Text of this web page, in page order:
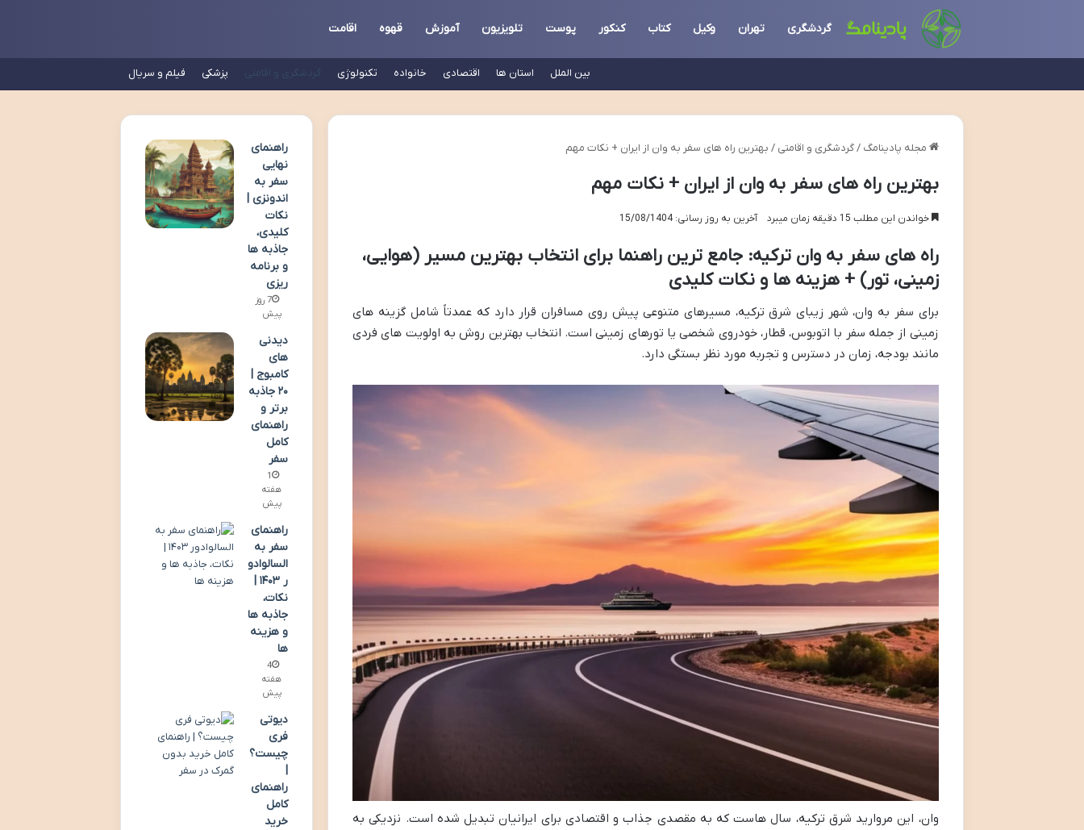
گردشگری تهران وکیل کتاب کنکور پوست تلویزیون آموزش قهوه اقامت
بین الملل استان ها اقتصادی خانواده تکنولوژی گردشگری و اقامتی پزشکی فیلم و سریال
مجله پادینامگ / گردشگری و اقامتی / بهترین راه های سفر به وان از ایران + نکات مهم
بهترین راه های سفر به وان از ایران + نکات مهم
آخرین به روز رسانی: 15/08/1404 خواندن این مطلب 15 دقیقه زمان میبرد
راه های سفر به وان ترکیه: جامع ترین راهنما برای انتخاب بهترین مسیر (هوایی،
زمینی، تور) + هزینه ها و نکات کلیدی
برای سفر به وان، شهر زیبای شرق ترکیه، مسیرهای متنوعی پیش روی مسافران قرار دارد که عمدتاً شامل گزینه های
زمینی از جمله سفر با اتوبوس، قطار، خودروی شخصی یا تورهای زمینی است. انتخاب بهترین روش به اولویت های فردی
مانند بودجه، زمان در دسترس و تجربه مورد نظر بستگی دارد.
وان، این مروارید شرق ترکیه، سال هاست که به مقصدی جذاب و اقتصادی برای ایرانیان تبدیل شده است. نزدیکی به
راهنمای
نهایی
سفر به
اندونزی |
نکات
کلیدی،
جاذبه ها
و برنامه
ریزی
7 روز
پیش
دیدنی
های
کامبوج |
۲۰ جاذبه
برتر و
راهنمای
کامل
سفر
1
هفته
پیش
راهنمای
سفر به
السالوادو
ر ۱۴۰۳ |
نکات،
جاذبه ها
و هزینه
ها
4
هفته
پیش
دیوتی
فری
چیست؟
|
راهنمای
کامل
خرید